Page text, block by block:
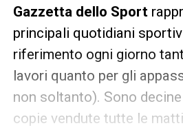
Gazzetta dello Sport
principali quotidiani
riferimento ogni giorno
lavori quanto per gli
non soltanto). Sono
copie vendute tutte le